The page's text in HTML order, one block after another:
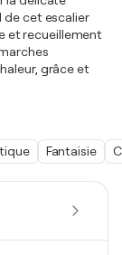
de cet escalier
et recueillement
grâce et
Fantaisie